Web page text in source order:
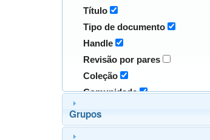
Título
Tipo de documento
Handle
Revisão por pares
Coleção
Comunidade
Grupos